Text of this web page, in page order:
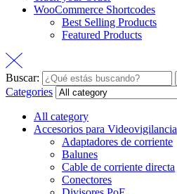
WooCommerce Shortcodes
Best Selling Products
Featured Products
Buscar:
Categories
All category
Accesorios para Videovigilancia
Adaptadores de corriente
Balunes
Cable de corriente directa
Conectores